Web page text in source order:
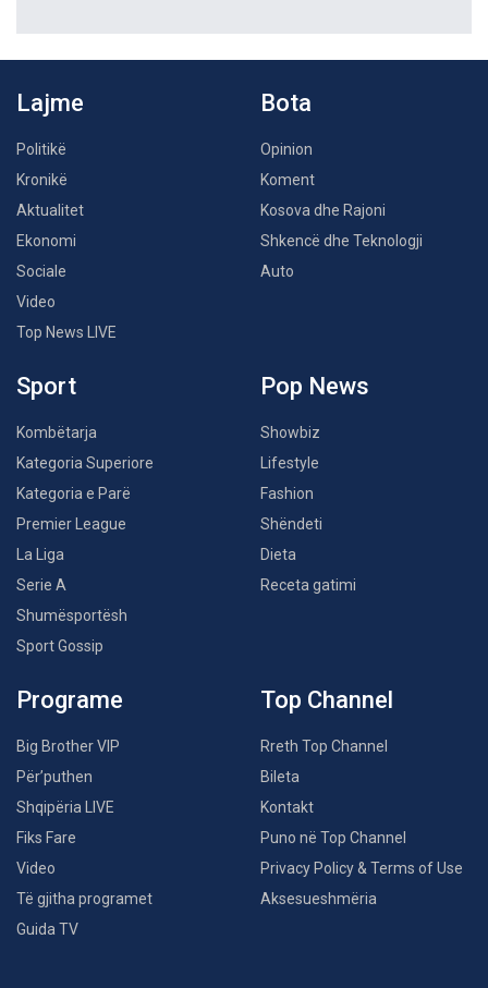
Lajme
Politikë
Kronikë
Aktualitet
Ekonomi
Sociale
Video
Top News LIVE
Bota
Opinion
Koment
Kosova dhe Rajoni
Shkencë dhe Teknologji
Auto
Sport
Kombëtarja
Kategoria Superiore
Kategoria e Parë
Premier League
La Liga
Serie A
Shumësportësh
Sport Gossip
Pop News
Showbiz
Lifestyle
Fashion
Shëndeti
Dieta
Receta gatimi
Programe
Big Brother VIP
Për’puthen
Shqipëria LIVE
Fiks Fare
Video
Të gjitha programet
Guida TV
Top Channel
Rreth Top Channel
Bileta
Kontakt
Puno në Top Channel
Privacy Policy & Terms of Use
Aksesueshmëria